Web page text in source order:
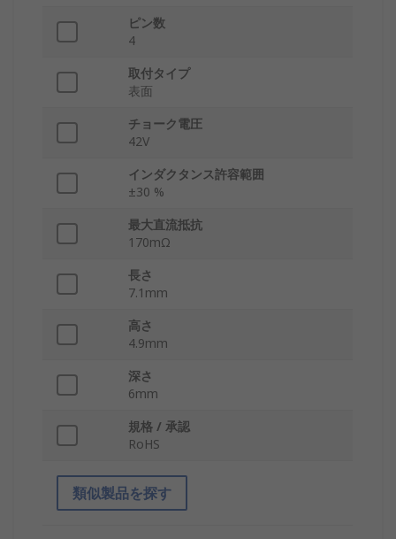
ピン数
4
取付タイプ
表面
チョーク電圧
42V
インダクタンス許容範囲
±30 %
最大直流抵抗
170mΩ
長さ
7.1mm
高さ
4.9mm
深さ
6mm
規格 / 承認
RoHS
類似製品を探す